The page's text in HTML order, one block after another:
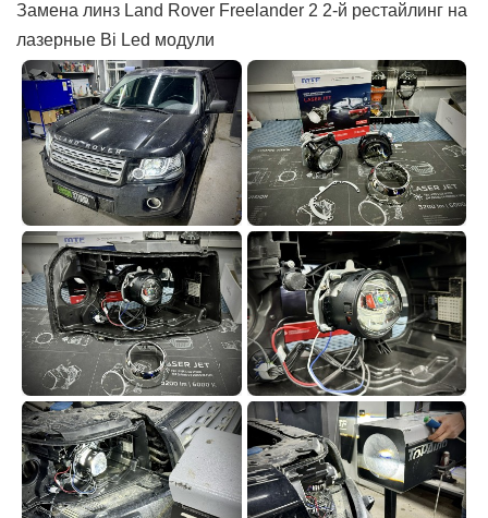
Замена линз Land Rover Freelander 2 2-й рестайлинг на
лазерные Bi Led модули